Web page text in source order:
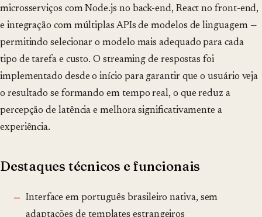
microsserviços com Node.js no back-end, React no front-end,
e integração com múltiplas APIs de modelos de linguagem —
permitindo selecionar o modelo mais adequado para cada
tipo de tarefa e custo. O streaming de respostas foi
implementado desde o início para garantir que o usuário veja
o resultado se formando em tempo real, o que reduz a
percepção de latência e melhora significativamente a
experiência.
Destaques técnicos e funcionais
Interface em português brasileiro nativa, sem
adaptações de templates estrangeiros